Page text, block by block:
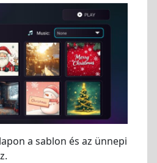
lapon a sablon és az ünnepi